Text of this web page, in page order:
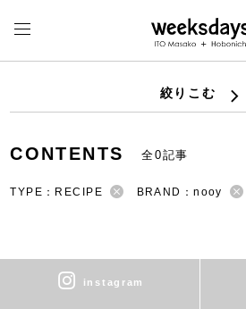
絞りこむ
CONTENTS 全0記事
TYPE：RECIPE BRAND：nooy
instagram